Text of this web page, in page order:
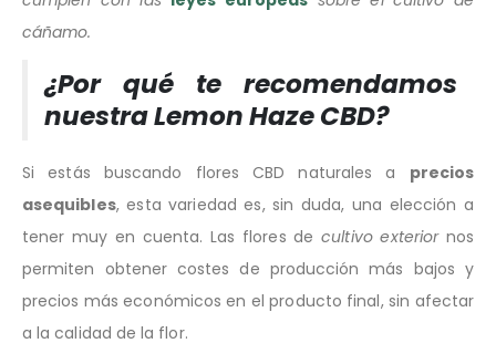
cáñamo.
¿Por qué te recomendamos
nuestra Lemon Haze CBD?
Si estás buscando flores CBD naturales a precios
asequibles, esta variedad es, sin duda, una elección a
tener muy en cuenta. Las flores decultivo exteriornos
permiten obtener costes de producción más bajos y
precios más económicos en el producto final, sin afectar
a la calidad de la flor.